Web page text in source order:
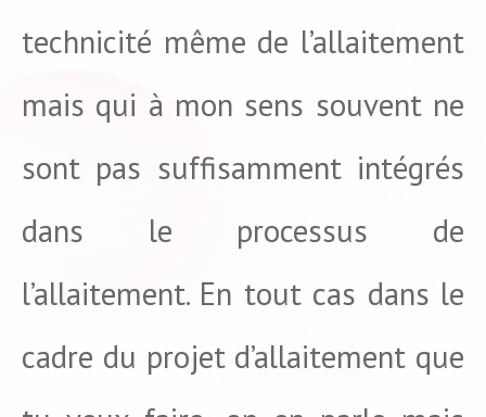
technicité même de l’allaitement
mais qui à mon sens souvent ne
sont pas suffisamment intégrés
dans le processus de
l’allaitement. En tout cas dans le
cadre du projet d’allaitement que